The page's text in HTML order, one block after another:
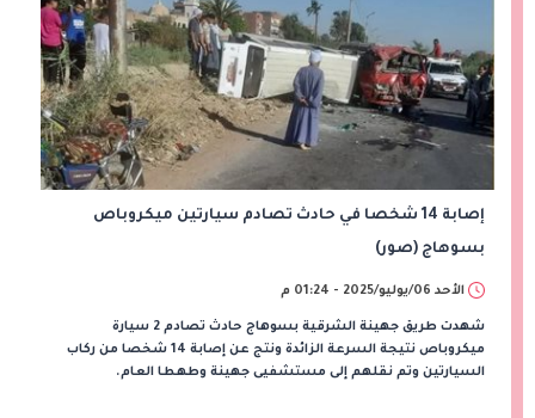
إصابة 14 شخصا في حادث تصادم سيارتين ميكروباص
بسوهاج (صور)
الأحد 06/يوليو/2025 - 01:24 م
شهدت طريق جهينة الشرقية بسوهاج حادث تصادم 2 سيارة
ميكروباص نتيجة السرعة الزائدة ونتج عن إصابة 14 شخصا من ركاب
السيارتين وتم نقلهم إلى مستشفيى جهينة وطهطا العام.